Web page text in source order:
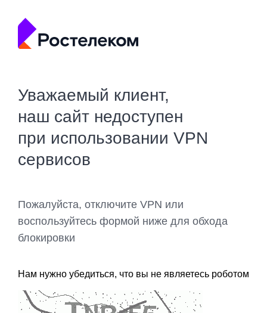
Уважаемый клиент,
наш сайт недоступен
при использовании VPN
сервисов
Пожалуйста, отключите VPN или
воспользуйтесь формой ниже для обхода
блокировки
Нам нужно убедиться, что вы не являетесь роботом